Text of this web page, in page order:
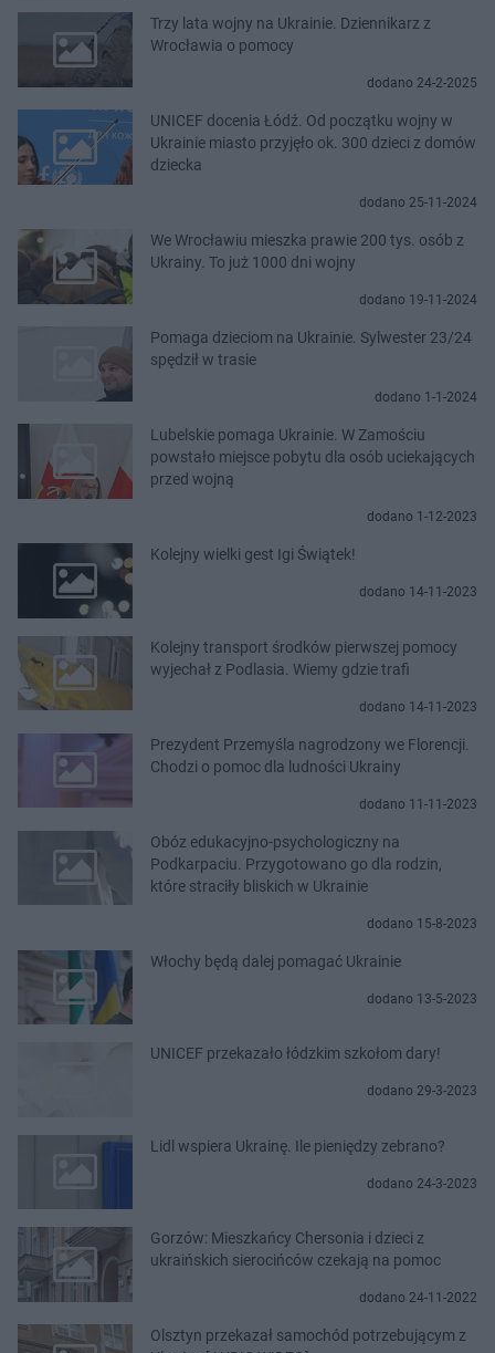
Trzy lata wojny na Ukrainie. Dziennikarz z
Wrocławia o pomocy
dodano 24-2-2025
UNICEF docenia Łódź. Od początku wojny w
Ukrainie miasto przyjęło ok. 300 dzieci z domów
dziecka
dodano 25-11-2024
We Wrocławiu mieszka prawie 200 tys. osób z
Ukrainy. To już 1000 dni wojny
dodano 19-11-2024
Pomaga dzieciom na Ukrainie. Sylwester 23/24
spędził w trasie
dodano 1-1-2024
Lubelskie pomaga Ukrainie. W Zamościu
powstało miejsce pobytu dla osób uciekających
przed wojną
dodano 1-12-2023
Kolejny wielki gest Igi Świątek!
dodano 14-11-2023
Kolejny transport środków pierwszej pomocy
wyjechał z Podlasia. Wiemy gdzie trafi
dodano 14-11-2023
Prezydent Przemyśla nagrodzony we Florencji.
Chodzi o pomoc dla ludności Ukrainy
dodano 11-11-2023
Obóz edukacyjno-psychologiczny na
Podkarpaciu. Przygotowano go dla rodzin,
które straciły bliskich w Ukrainie
dodano 15-8-2023
Włochy będą dalej pomagać Ukrainie
dodano 13-5-2023
UNICEF przekazało łódzkim szkołom dary!
dodano 29-3-2023
Lidl wspiera Ukrainę. Ile pieniędzy zebrano?
dodano 24-3-2023
Gorzów: Mieszkańcy Chersonia i dzieci z
ukraińskich sierocińców czekają na pomoc
dodano 24-11-2022
Olsztyn przekazał samochód potrzebującym z